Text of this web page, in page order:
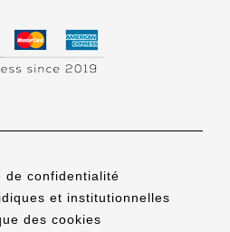
de confidentialité
et institutionnelles
des cookies